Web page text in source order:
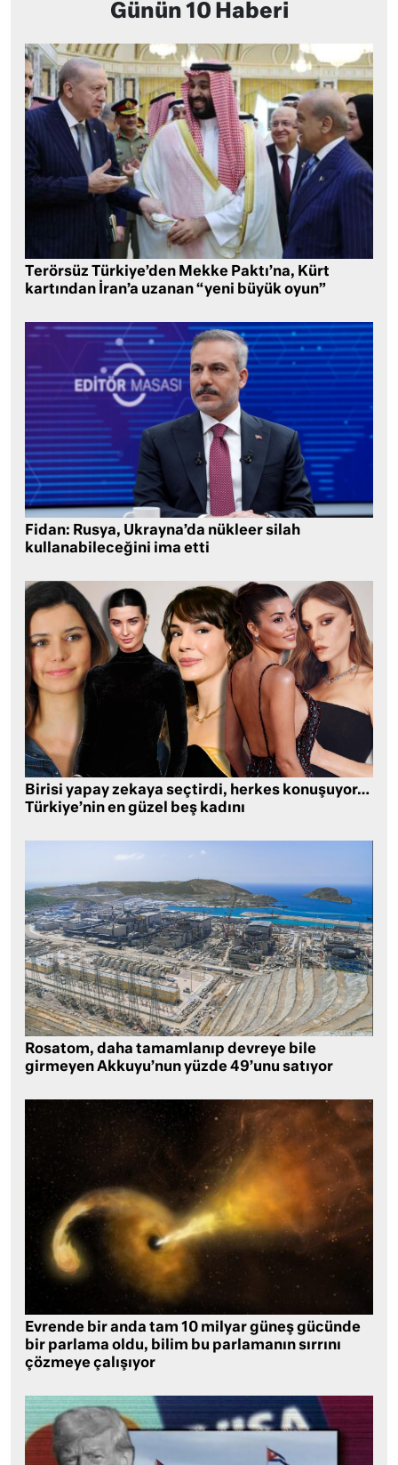
Günün 10 Haberi
Terörsüz Türkiye’den Mekke Paktı’na, Kürt
kartından İran’a uzanan “yeni büyük oyun”
Fidan: Rusya, Ukrayna’da nükleer silah
kullanabileceğini ima etti
Birisi yapay zekaya seçtirdi, herkes konuşuyor…
Türkiye’nin en güzel beş kadını
Rosatom, daha tamamlanıp devreye bile
girmeyen Akkuyu’nun yüzde 49’unu satıyor
Evrende bir anda tam 10 milyar güneş gücünde
bir parlama oldu, bilim bu parlamanın sırrını
çözmeye çalışıyor